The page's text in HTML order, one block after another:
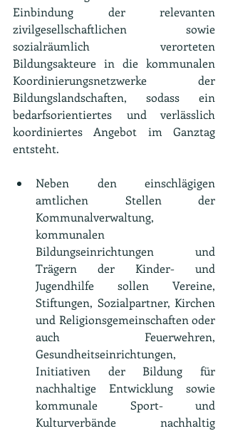
Einbindung der relevanten
zivilgesellschaftlichen sowie
sozialräumlich verorteten
Bildungsakteure in die kommunalen
Koordinierungsnetzwerke der
Bildungslandschaften, sodass ein
bedarfsorientiertes und verlässlich
koordiniertes Angebot im Ganztag
entsteht.
Neben den einschlägigen
amtlichen Stellen der
Kommunalverwaltung,
kommunalen
Bildungseinrichtungen und
Trägern der Kinder- und
Jugendhilfe sollen Vereine,
Stiftungen, Sozialpartner, Kirchen
und Religionsgemeinschaften oder
auch Feuerwehren,
Gesundheitseinrichtungen,
Initiativen der Bildung für
nachhaltige Entwicklung sowie
kommunale Sport- und
Kulturverbände nachhaltig